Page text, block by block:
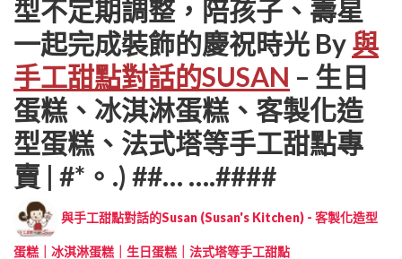
型不定期調整，陪孩子、壽星
一起完成裝飾的慶祝時光 By與
手工甜點對話的SUSAN – 生日
蛋糕、冰淇淋蛋糕、客製化造
型蛋糕、法式塔等手工甜點專
賣 | #*。.) ##… ….####
與手工甜點對話的Susan (Susan's Kitchen) - 客製化造型
蛋糕｜冰淇淋蛋糕｜生日蛋糕｜法式塔等手工甜點